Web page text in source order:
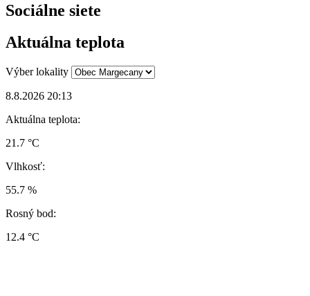
Sociálne siete
Aktuálna teplota
Výber lokality
8.8.2026 20:13
Aktuálna teplota:
21.7 °C
Vlhkosť:
55.7 %
Rosný bod:
12.4 °C